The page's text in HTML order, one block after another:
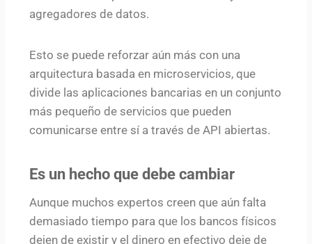
agregadores de datos.
Esto se puede reforzar aún más con una
arquitectura basada en microservicios, que
divide las aplicaciones bancarias en un conjunto
más pequeño de servicios que pueden
comunicarse entre sí a través de API abiertas.
Es un hecho que debe cambiar
Aunque muchos expertos creen que aún falta
demasiado tiempo para que los bancos físicos
dejen de existir y el dinero en efectivo deje de